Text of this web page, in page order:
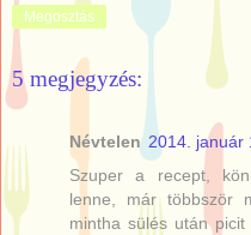
Megosztás
5 megjegyzés:
Névtelen 2014. január
Szuper a recept,
lenne, már többször
mintha sülés után